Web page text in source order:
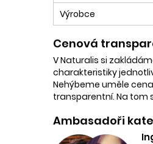
Výrobce
Cenová
V Naturalis si
charakteristiky
Nehýbeme uměle
transparentní. Na tom
Ambasadoři